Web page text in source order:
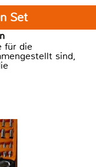
Set
für die
sind,